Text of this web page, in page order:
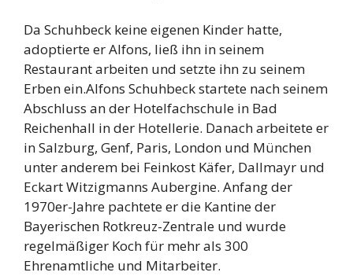
Da Schuhbeck keine eigenen Kinder hatte,
adoptierte er Alfons, ließ ihn in seinem
Restaurant arbeiten und setzte ihn zu seinem
Erben ein.Alfons Schuhbeck startete nach seinem
Abschluss an der Hotelfachschule in Bad
Reichenhall in der Hotellerie. Danach arbeitete er
in Salzburg, Genf, Paris, London und München
unter anderem bei Feinkost Käfer, Dallmayr und
Eckart Witzigmanns Aubergine. Anfang der
1970er-Jahre pachtete er die Kantine der
Bayerischen Rotkreuz-Zentrale und wurde
regelmäßiger Koch für mehr als 300
Ehrenamtliche und Mitarbeiter.